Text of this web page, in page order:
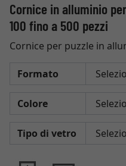
Cornice in alluminio
100 fino a 500 pezzi
Cornice per puzzle in
Formato
Colore
Tipo di vetro